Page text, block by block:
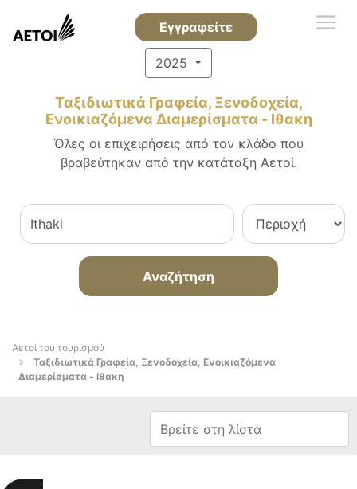
Εγγραφείτε
2025
Ταξιδιωτικά Γραφεία, Ξενοδοχεία,
Ενοικιαζόμενα Διαμερίσματα - Ιθακη
Όλες οι επιχειρήσεις από τον κλάδο που
βραβεύτηκαν από την κατάταξη Αετοί.
Αναζήτηση
Αετοί του τουρισμού
Ταξιδιωτικά Γραφεία, Ξενοδοχεία, Ενοικιαζόμενα
Διαμερίσματα - Ιθακη